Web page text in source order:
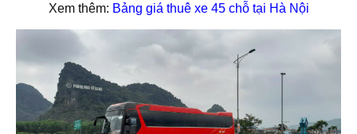
Xem thêm: Bảng giá thuê xe 45 chỗ tại Hà Nội